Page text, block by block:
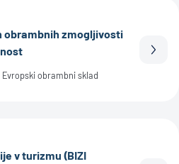
obrambnih zmogljivosti
obrambni sklad
v turizmu (BIZI